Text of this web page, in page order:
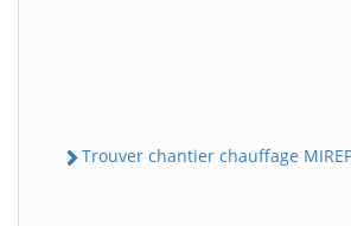
Trouver chantier chauffage